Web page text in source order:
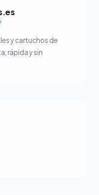
y cartuchos de
rápida y sin